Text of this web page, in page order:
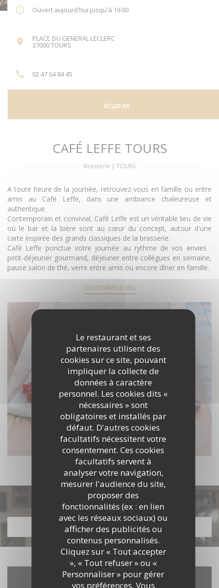
Le restaurant et ses
partenaires utilisent des
cookies sur ce site, pouvant
impliquer la collecte de
données à caractère
personnel. Les cookies dits «
nécessaires » sont
obligatoires et installés par
défaut. D'autres cookies
facultatifs nécessitent votre
consentement. Ces cookies
facultatifs servent à
analyser votre navigation,
mesurer l'audience du site,
proposer des
fonctionnalités (ex : en lien
avec les réseaux sociaux) ou
afficher des publicités ou
contenus personnalisés.
Cliquez sur « Tout accepter
», « Tout refuser » ou «
Personnaliser » pour gérer
vos préférences. Vous
Ouvert aujourd'hui jusqu'à 19:00
PLACE DU GENERAL LECLERC
37000 TOURS
02 47 64 84 45
RÉSERVER
CAFÉ LEFFE TOURS
Brasserie | TOURS
A toute heure de la journée, retrouvez-vous en famille ou entre
amis au Café Leffe, dans une ambiance chaleureuse et
authentique.
Contemporain et convivial, Café Leffe est un véritable lieu de vie
où le bar et la bière sont au cœur du concept, autour d'une
carte inspirée des grands classiques de la brasserie.
Café Leffe ponctue votre journée au rythme de vos envies :
petit-déjeuner gourmand, déjeuner entre collègues en semaine,
pause salon de thé, verre entre amis ou encore dîner en famille.
DÉCOUVRIR LE LIEU
Découvrir notre carte
DÉCOUVRIR NOTRE CARTE